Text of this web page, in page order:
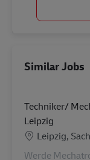
Similar Jobs
Techniker/
Leipzig
Location
Leipzig,
Werde